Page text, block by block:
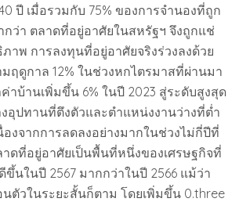
ปี เมื่อรวมกับ 75% ของการจำนองที่ถูก
กว่า ตลาดที่อยู่อาศัยในสหรัฐฯ จึงถูกแช่
าพ การลงทุนที่อยู่อาศัยจริงร่วงลงด้วย
ฤดูกาล 12% ในช่วงหกไตรมาสที่ผ่านมา
าบ้านเพิ่มขึ้น 6% ในปี 2023 สู่ระดับสูงสุด
อุปทานที่ตึงตัวและตำแหน่งงานว่างที่ต่ำ
งจากการลดลงอย่างมากในช่วงไม่กี่ปีที่
าดที่อยู่อาศัยเป็นพื้นที่หนึ่งของเศรษฐกิจที่
นในปี 2567 มากกว่าในปี 2566 แม้ว่า
ตัวในระยะสั้นก็ตาม โดยเพิ่มขึ้น 0.three